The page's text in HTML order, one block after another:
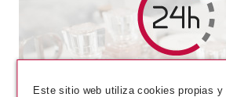
CATRICE
FLUÍDA SHINE APPEAL
Este sitio web utiliza cookies propias y